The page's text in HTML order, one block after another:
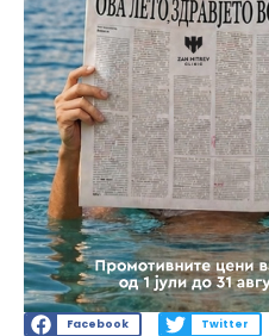
Facebook Twitter